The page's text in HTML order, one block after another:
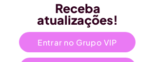
Receba
atualizações!
Entrar no Grupo VIP